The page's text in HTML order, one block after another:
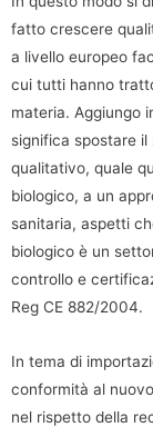
fatto crescere
a livello europeo
cui tutti hanno
materia. Aggiungo
significa spostare
qualitativo, quale
biologico, a un
sanitaria, aspetti
biologico è un
controllo e
Reg CE 882/2004.
In tema di
conformità al
nel rispetto della